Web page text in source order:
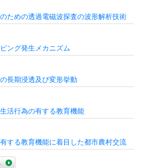
ための透過電磁波探査の波形解析技術
ング発生メカニズム
長期浸透及び変形挙動
活行為の有する教育機能
する教育機能に着目した都市農村交流